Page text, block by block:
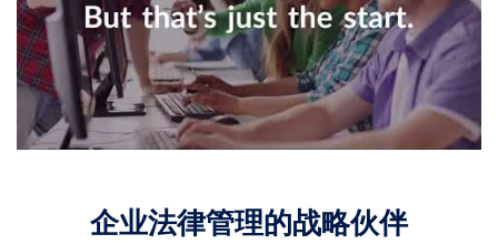
企业法律管理的战略伙伴